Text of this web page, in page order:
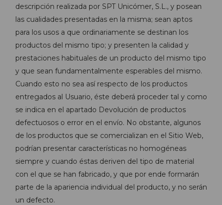
descripción realizada por SPT Unicómer, S.L., y posean
las cualidades presentadas en la misma; sean aptos
para los usos a que ordinariamente se destinan los
productos del mismo tipo; y presenten la calidad y
prestaciones habituales de un producto del mismo tipo
y que sean fundamentalmente esperables del mismo.
Cuando esto no sea así respecto de los productos
entregados al Usuario, éste deberá proceder tal y como
se indica en el apartado Devolución de productos
defectuosos o error en el envío. No obstante, algunos
de los productos que se comercializan en el Sitio Web,
podrían presentar características no homogéneas
siempre y cuando éstas deriven del tipo de material
con el que se han fabricado, y que por ende formarán
parte de la apariencia individual del producto, y no serán
un defecto.